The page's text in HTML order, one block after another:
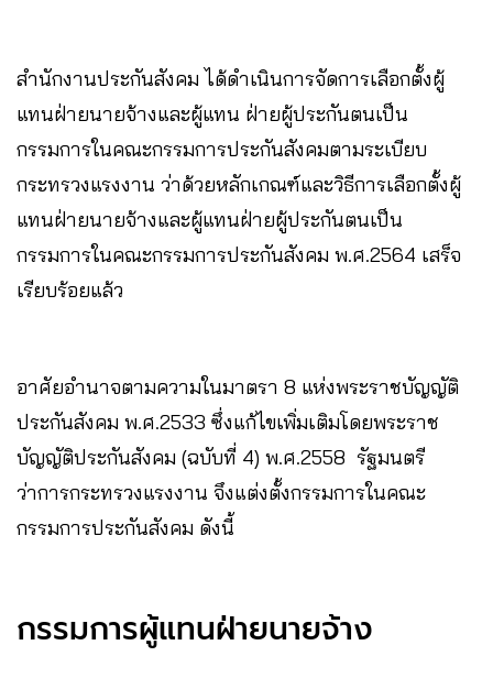
สำนักงานประกันสังคม ได้ดำเนินการจัดการเลือกตั้งผู้
แทนฝ่ายนายจ้างและผู้แทน ฝ่ายผู้ประกันตนเป็น
กรรมการในคณะกรรมการประกันสังคมตามระเบียบ
กระทรวงแรงงาน ว่าด้วยหลักเกณฑ์และวิธีการเลือกตั้งผู้
แทนฝ่ายนายจ้างและผู้แทนฝ่ายผู้ประกันตนเป็น
กรรมการในคณะกรรมการประกันสังคม พ.ศ.2564 เสร็จ
เรียบร้อยแล้ว
อาศัยอำนาจตามความในมาตรา 8 แห่งพระราชบัญญัติ
ประกันสังคม พ.ศ.2533 ซึ่งแก้ไขเพิ่มเติมโดยพระราช
บัญญัติประกันสังคม (ฉบับที่ 4) พ.ศ.2558 รัฐมนตรี
ว่าการกระทรวงแรงงาน จึงแต่งตั้งกรรมการในคณะ
กรรมการประกันสังคม ดังนี้
กรรมการผู้แทนฝ่ายนายจ้าง